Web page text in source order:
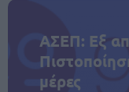
ΑΣΕΠ: Εξ
μέρες